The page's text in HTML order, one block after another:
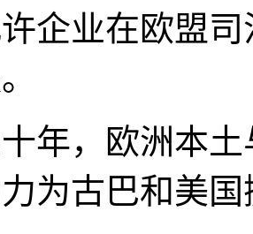
企业在欧盟
年，欧洲本
为古巴和美